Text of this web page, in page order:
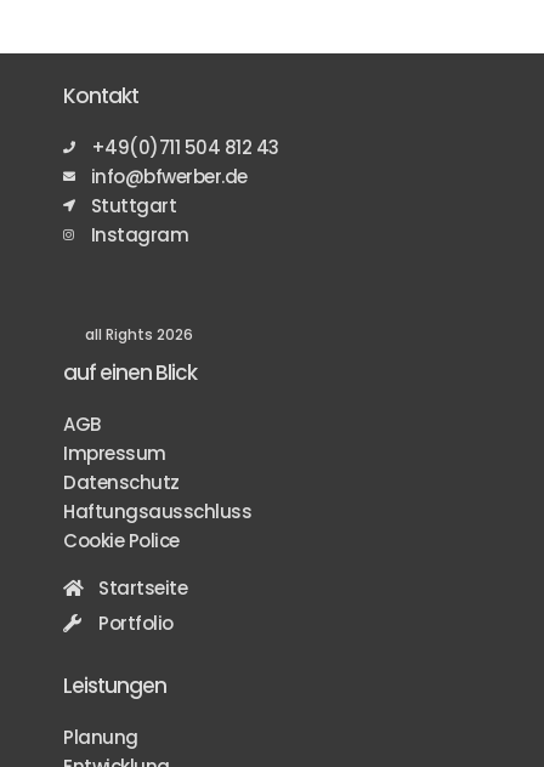
Kontakt
+49(0)711 504 812 43
info@bfwerber.de
Stuttgart
Instagram
all Rights 2026
auf einen Blick
AGB
Impressum
Datenschutz
Haftungsausschluss
Cookie Police
Startseite
Portfolio
Leistungen
Planung